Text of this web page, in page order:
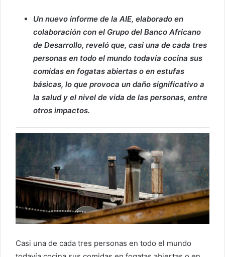
Un nuevo informe de la AIE, elaborado en
colaboración con el Grupo del Banco Africano
de Desarrollo, reveló que, casi una de cada tres
personas en todo el mundo todavía cocina sus
comidas en fogatas abiertas o en estufas
básicas, lo que provoca un daño significativo a
la salud y el nivel de vida de las personas, entre
otros impactos.
Casi una de cada tres personas en todo el mundo